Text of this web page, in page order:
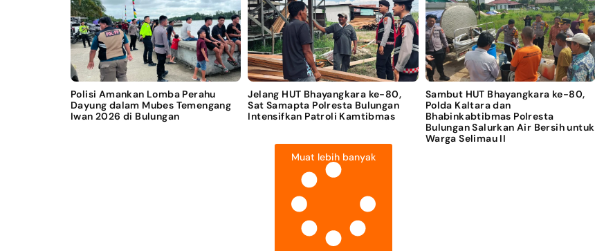
Polisi Amankan Lomba Perahu
Dayung dalam Mubes Temengang
Iwan 2026 di Bulungan
Jelang HUT Bhayangkara ke-80,
Sat Samapta Polresta Bulungan
Intensifkan Patroli Kamtibmas
Sambut HUT Bhayangkara ke-80,
Polda Kaltara dan
Bhabinkabtibmas Polresta
Bulungan Salurkan Air Bersih untuk
Warga Selimau II
Muat lebih banyak